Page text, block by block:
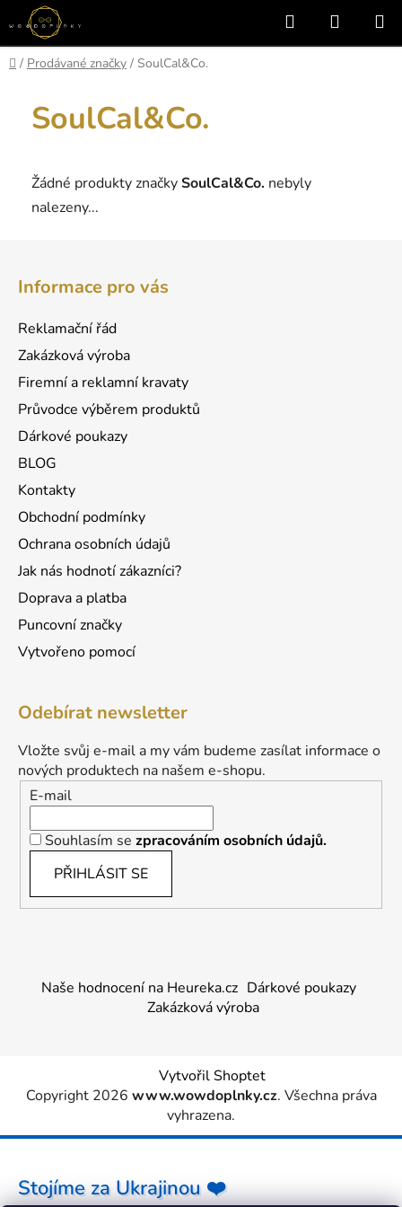
Přejít
na
obsah
Hledat
KOŠÍK
Domů
/ Prodávané značky / SoulCal&Co.
SoulCal&Co.
Žádné produkty značkySoulCal&Co. nebyly
nalezeny...
Informace pro vás
Reklamační řád
Zakázková výroba
Firemní a reklamní kravaty
Průvodce výběrem produktů
Dárkové poukazy
BLOG
Kontakty
Obchodní podmínky
Ochrana osobních údajů
Jak nás hodnotí zákazníci?
Doprava a platba
Puncovní značky
Vytvořeno pomocí
Odebírat newsletter
Vložte svůj e-mail a my vám budeme zasílat informace o
nových produktech na našem e-shopu.
E-mail
Souhlasím se zpracováním osobních údajů.
PŘIHLÁSIT SE
Naše hodnocení na Heureka.cz Dárkové poukazy
Zakázková výroba
Vytvořil Shoptet
Copyright 2026 www.wowdoplnky.cz. Všechna práva
vyhrazena.
Stojíme za Ukrajinou ❤️